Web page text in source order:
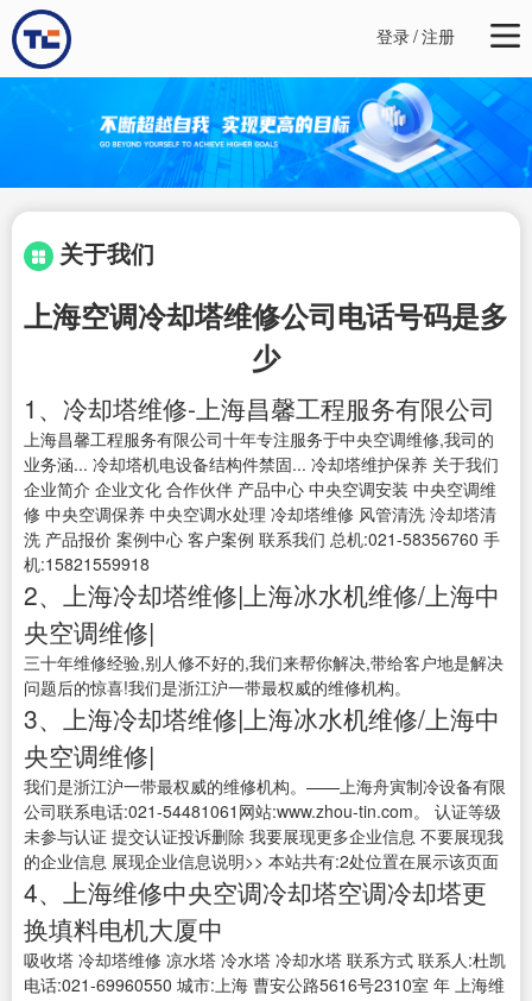
登录/注册
关于我们
上海空调冷却塔维修公司电话号码是多
少
1、冷却塔维修-上海昌馨工程服务有限公司
上海昌馨工程服务有限公司十年专注服务于中央空调维修,我司的
业务涵... 冷却塔机电设备结构件禁固... 冷却塔维护保养 关于我们
企业简介 企业文化 合作伙伴 产品中心 中央空调安装 中央空调维
修 中央空调保养 中央空调水处理 冷却塔维修 风管清洗 泠却塔清
洗 产品报价 案例中心 客户案例 联系我们 总机:021-58356760 手
机:15821559918
2、上海冷却塔维修|上海冰水机维修/上海中
央空调维修|
三十年维修经验,别人修不好的,我们来帮你解决,带给客户地是解决
问题后的惊喜!我们是浙江沪一带最权威的维修机构。
3、上海冷却塔维修|上海冰水机维修/上海中
央空调维修|
我们是浙江沪一带最权威的维修机构。——上海舟寅制冷设备有限
公司联系电话:021-54481061网站:www.zhou-tin.com。 认证等级
未参与认证 提交认证投诉删除 我要展现更多企业信息 不要展现我
的企业信息 展现企业信息说明>> 本站共有:2处位置在展示该页面
4、上海维修中央空调冷却塔空调冷却塔更
换填料电机大厦中
吸收塔 冷却塔维修 凉水塔 冷水塔 冷却水塔 联系方式 联系人:杜凯
电话:021-69960550 城市:上海 曹安公路5616号2310室 年 上海维